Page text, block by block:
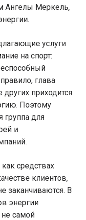
Ангелы Меркель,
услуги
на спорт:
глава
приходится
Поэтому
группа для
и
средствах
клиентов,
заканчиваются. В
энергии
самой